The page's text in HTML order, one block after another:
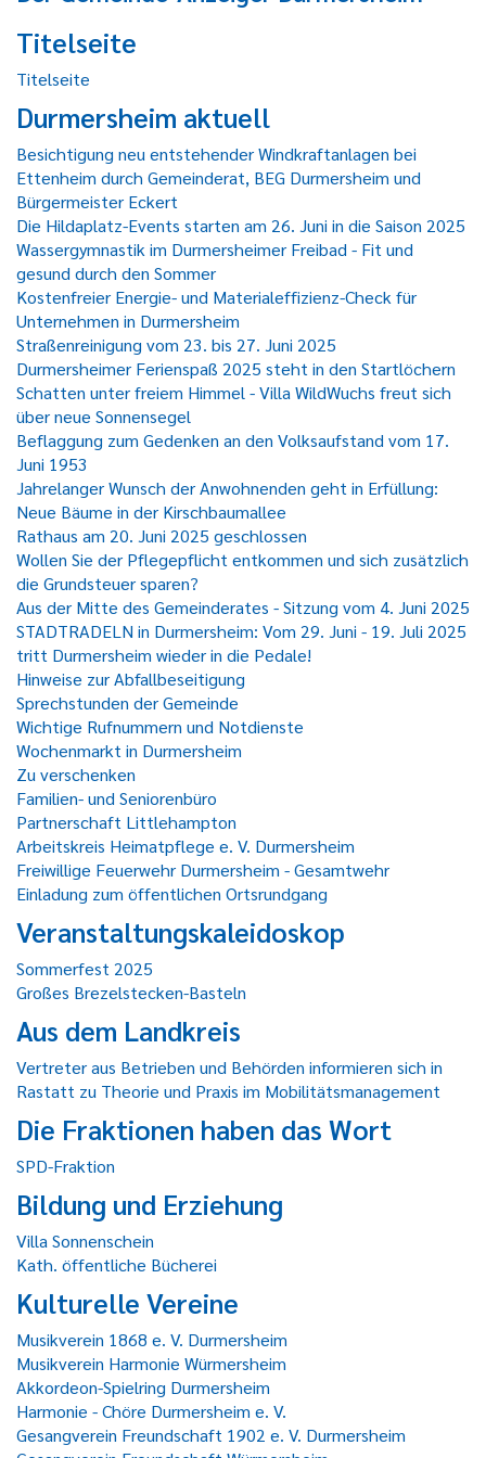
Titelseite
Titelseite
Durmersheim aktuell
Besichtigung neu entstehender Windkraftanlagen bei
Ettenheim durch Gemeinderat, BEG Durmersheim und
Bürgermeister Eckert
Die Hildaplatz-Events starten am 26. Juni in die Saison 2025
Wassergymnastik im Durmersheimer Freibad - Fit und
gesund durch den Sommer
Kostenfreier Energie- und Materialeffizienz-Check für
Unternehmen in Durmersheim
Straßenreinigung vom 23. bis 27. Juni 2025
Durmersheimer Ferienspaß 2025 steht in den Startlöchern
Schatten unter freiem Himmel - Villa WildWuchs freut sich
über neue Sonnensegel
Beflaggung zum Gedenken an den Volksaufstand vom 17.
Juni 1953
Jahrelanger Wunsch der Anwohnenden geht in Erfüllung:
Neue Bäume in der Kirschbaumallee
Rathaus am 20. Juni 2025 geschlossen
Wollen Sie der Pflegepflicht entkommen und sich zusätzlich
die Grundsteuer sparen?
Aus der Mitte des Gemeinderates - Sitzung vom 4. Juni 2025
STADTRADELN in Durmersheim: Vom 29. Juni - 19. Juli 2025
tritt Durmersheim wieder in die Pedale!
Hinweise zur Abfallbeseitigung
Sprechstunden der Gemeinde
Wichtige Rufnummern und Notdienste
Wochenmarkt in Durmersheim
Zu verschenken
Familien- und Seniorenbüro
Partnerschaft Littlehampton
Arbeitskreis Heimatpflege e. V. Durmersheim
Freiwillige Feuerwehr Durmersheim - Gesamtwehr
Einladung zum öffentlichen Ortsrundgang
Veranstaltungskaleidoskop
Sommerfest 2025
Großes Brezelstecken-Basteln
Aus dem Landkreis
Vertreter aus Betrieben und Behörden informieren sich in
Rastatt zu Theorie und Praxis im Mobilitätsmanagement
Die Fraktionen haben das Wort
SPD-Fraktion
Bildung und Erziehung
Villa Sonnenschein
Kath. öffentliche Bücherei
Kulturelle Vereine
Musikverein 1868 e. V. Durmersheim
Musikverein Harmonie Würmersheim
Akkordeon-Spielring Durmersheim
Harmonie - Chöre Durmersheim e. V.
Gesangverein Freundschaft 1902 e. V. Durmersheim